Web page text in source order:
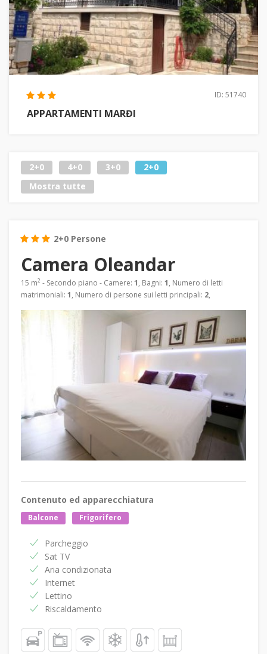
ID: 51740
APPARTAMENTI MARĐI
2+0 4+0 3+0
2+0
Mostra tutte
2+0 Persone
Camera Oleandar
15 m2 - Secondo piano - Camere: 1, Bagni: 1, Numero di letti
matrimoniali: 1, Numero di persone sui letti principali: 2,
Contenuto ed apparecchiatura
Balcone Frigorifero
Parcheggio
Sat TV
Aria condizionata
Internet
Lettino
Riscaldamento